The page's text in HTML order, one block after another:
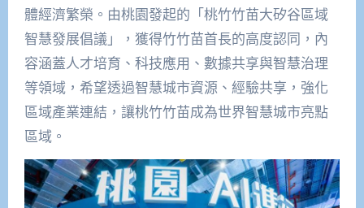
體經濟繁榮。由桃園發起的「桃竹竹苗大矽谷區域
智慧發展倡議」，獲得竹竹苗首長的高度認同，內
容涵蓋人才培育、科技應用、數據共享與智慧治理
等領域，希望透過智慧城市資源、經驗共享，強化
區域產業連結，讓桃竹竹苗成為世界智慧城市亮點
區域。